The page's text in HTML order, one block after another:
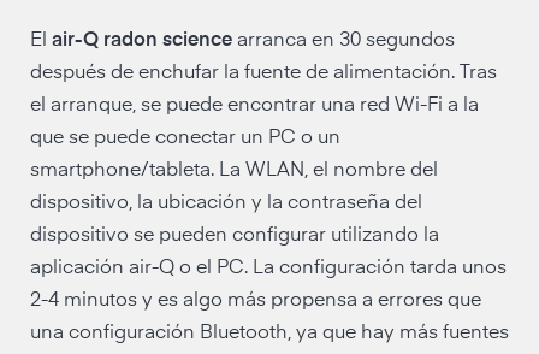
El air-Q radon science arranca en 30 segundos
después de enchufar la fuente de alimentación. Tras
el arranque, se puede encontrar una red Wi-Fi a la
que se puede conectar un PC o un
smartphone/tableta. La WLAN, el nombre del
dispositivo, la ubicación y la contraseña del
dispositivo se pueden configurar utilizando la
aplicación air-Q o el PC. La configuración tarda unos
2-4 minutos y es algo más propensa a errores que
una configuración Bluetooth, ya que hay más fuentes